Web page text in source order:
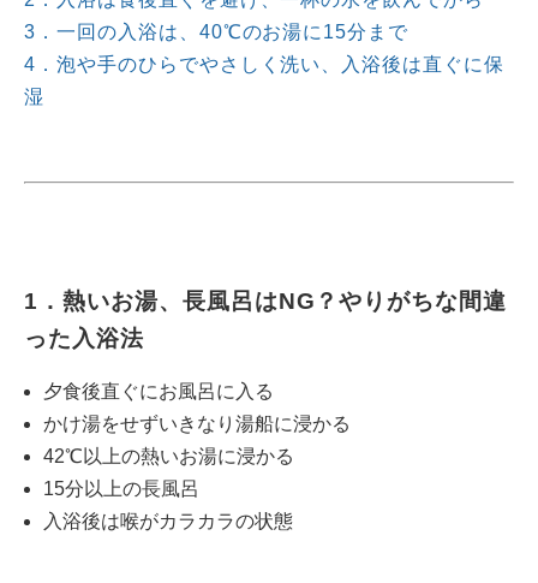
3．一回の入浴は、40℃のお湯に15分まで
4．泡や手のひらでやさしく洗い、入浴後は直ぐに保
湿
1．熱いお湯、長風呂はNG？やりがちな間違
った入浴法
夕食後直ぐにお風呂に入る
かけ湯をせずいきなり湯船に浸かる
42℃以上の熱いお湯に浸かる
15分以上の長風呂
入浴後は喉がカラカラの状態